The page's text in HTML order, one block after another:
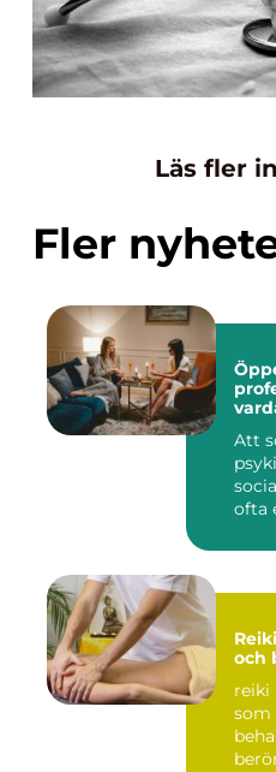
Läs fler
Fler
Att
ofta
Reiki
och
reiki
som